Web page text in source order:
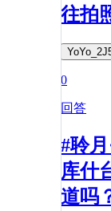
往拍
0
回答
#聆
库什
道吗